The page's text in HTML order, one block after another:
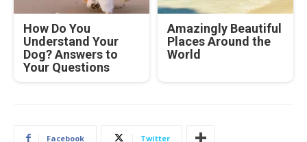
How Do You
Understand Your
Dog? Answers to
Your Questions
Amazingly Beautiful
Places Around the
World
Facebook Twitter